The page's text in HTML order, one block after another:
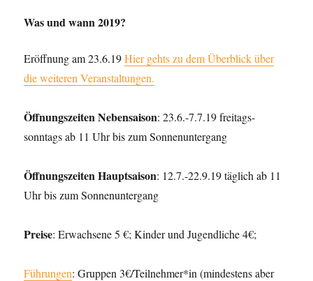
Was und wann 2019?
Eröffnung am 23.6.19Hier gehts zu dem Überblick über
die weiteren Veranstaltungen.
Öffnungszeiten Nebensaison: 23.6.-7.7.19 freitags-
sonntags ab 11 Uhr bis zum Sonnenuntergang
Öffnungszeiten Hauptsaison: 12.7.-22.9.19 täglich ab 11
Uhr bis zum Sonnenuntergang
Preise: Erwachsene 5 €; Kinder und Jugendliche 4€;
Führungen: Gruppen 3€/Teilnehmer*in (mindestens aber